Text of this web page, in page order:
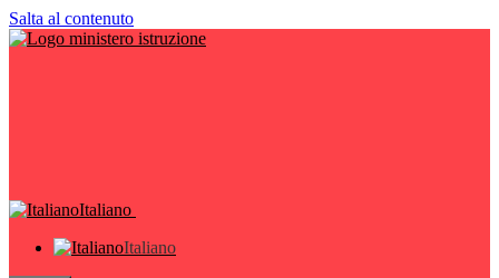
Salta al contenuto
Italiano
Italiano